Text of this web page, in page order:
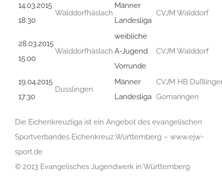
14.03.2015
18:30
Walddorfhäslach
Männer
Landesliga
CVJM Walddorf
28.03.2015
15:00
Walddorfhäslach
weibliche
A-Jugend
Vorrunde
CVJM Walddorf
19.04.2015
17:30
Dusslingen
Männer
Landesliga
CVJM HB
Gomaringen
Die Eichenkreuzliga ist ein Angebot des evangelischen
Sportverbandes Eichenkreuz Württemberg – www.ejw-
sport.de
© 2013 Evangelisches Jugendwerk in Württemberg